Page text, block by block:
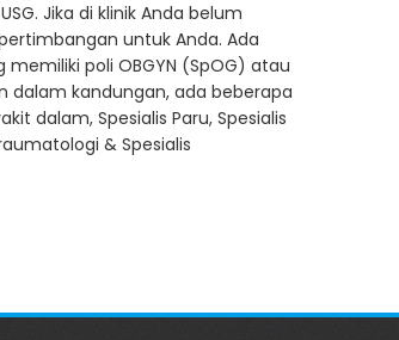
Jika di klinik Anda belum
untuk Anda. Ada
poli OBGYN (SpOG) atau
dalam kandungan, ada beberapa
dalam, Spesialis Paru, Spesialis
& Spesialis